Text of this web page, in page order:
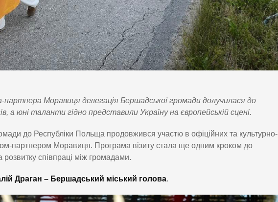
партнера Моравиця делегація Бершадської громади долучилася до
а юні таланти гідно представили Україну на європейській сцені.
до Республіки Польща продовжився участю в офіційних та культурно-
партнером Моравиця. Програма візиту стала ще одним кроком до
співпраці між громадами.
Драган – Бершадський міський голова.